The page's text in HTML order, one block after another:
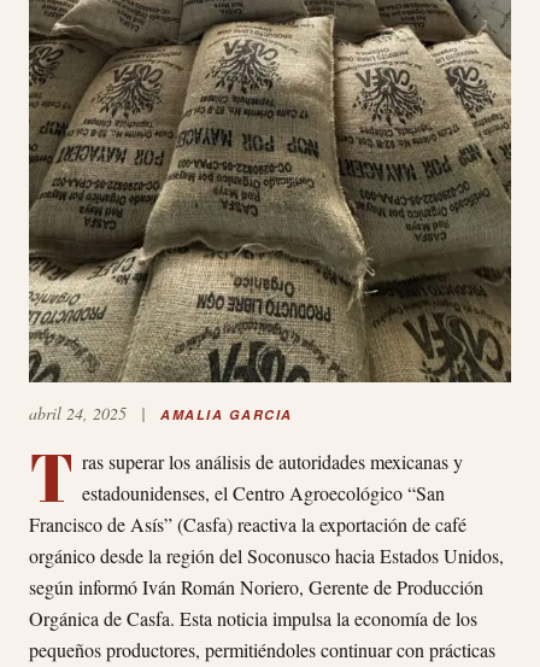
abril 24, 2025 | AMALIA GARCIA
T ras superar los análisis de autoridades mexicanas y
estadounidenses, el Centro Agroecológico “San
Francisco de Asís” (Casfa) reactiva la exportación de café
orgánico desde la región del Soconusco hacia Estados Unidos,
según informó Iván Román Noriero, Gerente de Producción
Orgánica de Casfa. Esta noticia impulsa la economía de los
pequeños productores, permitiéndoles continuar con prácticas